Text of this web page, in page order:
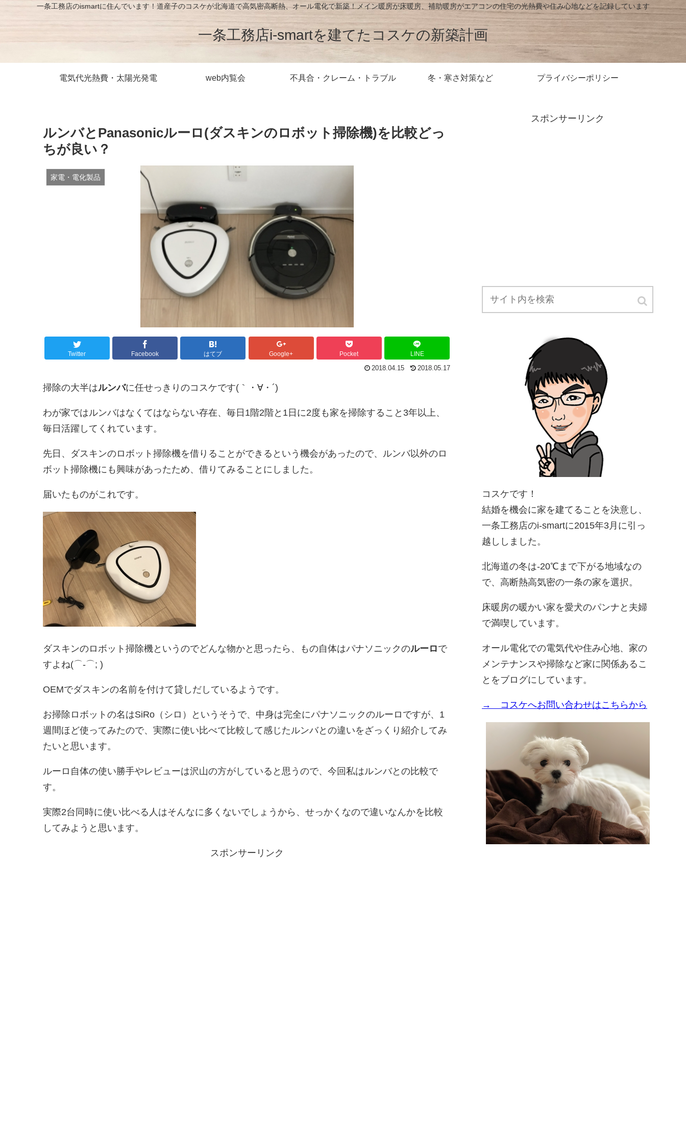
一条工務店のismartに住んでいます！道産子のコスケが北海道で高気密高断熱、オール電化で新築！メイン暖房が床暖房、補助暖房がエアコンの住宅の光熱費や住み心地などを記録しています
一条工務店i-smartを建てたコスケの新築計画
電気代光熱費・太陽光発電 web内覧会 不具合・クレーム・トラブル 冬・寒さ対策など プライバシーポリシー
ルンバとPanasonicルーロ(ダスキンのロボット掃除機)を比較どっ
ちが良い？
家電・電化製品
Twitter Facebook はてブ Google+ Pocket LINE
2018.04.15 2018.05.17
掃除の大半はルンバに任せっきりのコスケです(｀・∀・´)
わが家ではルンバはなくてはならない存在、毎日1階2階と1日に2度も家を掃除すること3年以上、
毎日活躍してくれています。
先日、ダスキンのロボット掃除機を借りることができるという機会があったので、ルンバ以外のロ
ボット掃除機にも興味があったため、借りてみることにしました。
届いたものがこれです。
ダスキンのロボット掃除機というのでどんな物かと思ったら、もの自体はパナソニックのルーロで
すよね(⌒-⌒; )
OEMでダスキンの名前を付けて貸しだしているようです。
お掃除ロボットの名はSiRo（シロ）というそうで、中身は完全にパナソニックのルーロですが、1
週間ほど使ってみたので、実際に使い比べて比較して感じたルンバとの違いをざっくり紹介してみ
たいと思います。
ルーロ自体の使い勝手やレビューは沢山の方がしていると思うので、今回私はルンバとの比較で
す。
実際2台同時に使い比べる人はそんなに多くないでしょうから、せっかくなので違いなんかを比較
してみようと思います。
スポンサーリンク
スポンサーリンク
コスケです！
結婚を機会に家を建てることを決意し、
一条工務店のi-smartに2015年3月に引っ
越ししました。
北海道の冬は-20℃まで下がる地域なの
で、高断熱高気密の一条の家を選択。
床暖房の暖かい家を愛犬のパンナと夫婦
で満喫しています。
オール電化での電気代や住み心地、家の
メンテナンスや掃除など家に関係あるこ
とをブログにしています。
→ コスケへお問い合わせはこちらから